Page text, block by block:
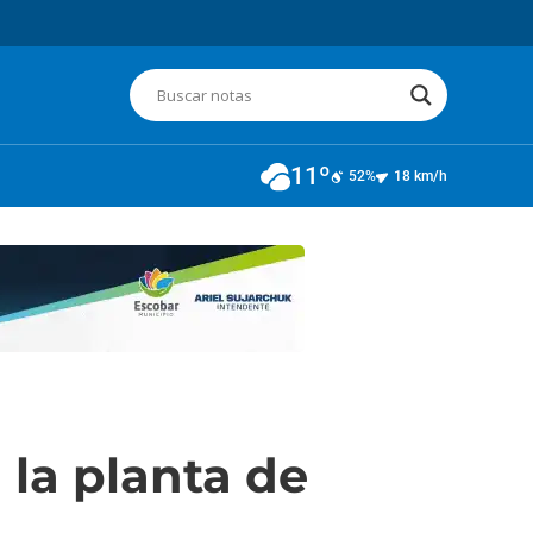
11º 52% 18 km/h
la planta de